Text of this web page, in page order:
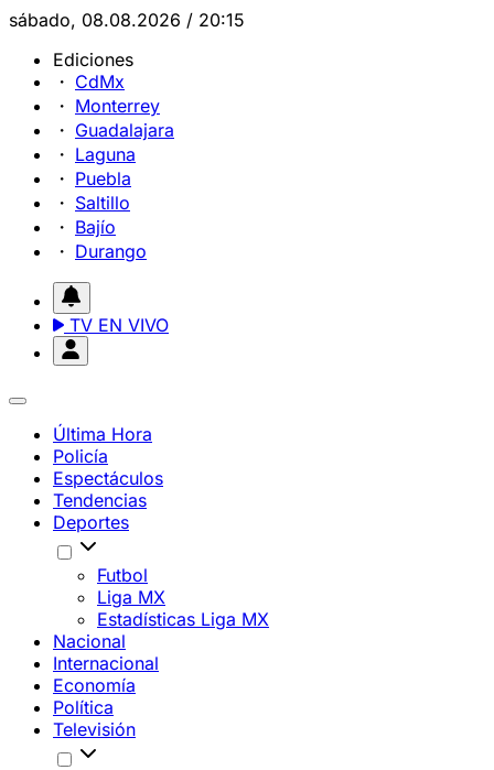
sábado, 08.08.2026 / 20:15
Ediciones
CdMx
Monterrey
Guadalajara
Laguna
Puebla
Saltillo
Bajío
Durango
TV EN VIVO
Última Hora
Policía
Espectáculos
Tendencias
Deportes
Futbol
Liga MX
Estadísticas Liga MX
Nacional
Internacional
Economía
Política
Televisión